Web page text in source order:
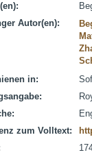
Autor(en):
in:
zum Volltext: